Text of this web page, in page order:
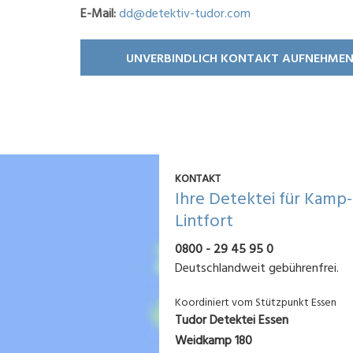
E-Mail:dd@detektiv-tudor.com
UNVERBINDLICH KONTAKT AUFNEHMEN
KONTAKT
Ihre Detektei für Kamp-
Lintfort
0800 - 29 45 95 0
Deutschlandweit gebührenfrei.
Koordiniert vom Stützpunkt Essen
Tudor Detektei Essen
Weidkamp 180